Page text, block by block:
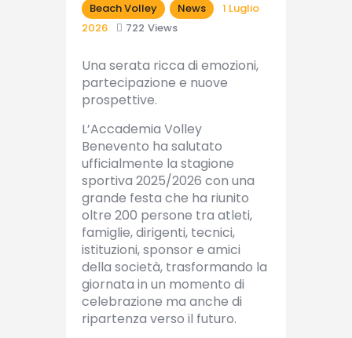
Beach Volley News
1 Luglio
2026
722 Views
Una serata ricca di emozioni,
partecipazione e nuove
prospettive.
L’Accademia Volley
Benevento ha salutato
ufficialmente la stagione
sportiva 2025/2026 con una
grande festa che ha riunito
oltre 200 persone tra atleti,
famiglie, dirigenti, tecnici,
istituzioni, sponsor e amici
della società, trasformando la
giornata in un momento di
celebrazione ma anche di
ripartenza verso il futuro.